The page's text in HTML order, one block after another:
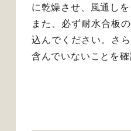
に乾燥させ、風通しを
また、必ず耐水合板
込んでください。さ
含んでいないことを確